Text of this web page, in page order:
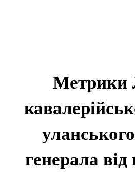
Метрики
генерала від